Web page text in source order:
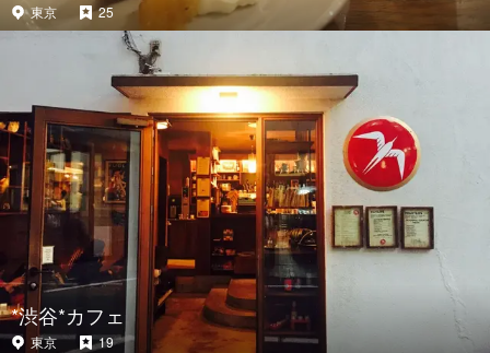
東京 25
*渋谷*カフェ
東京 19